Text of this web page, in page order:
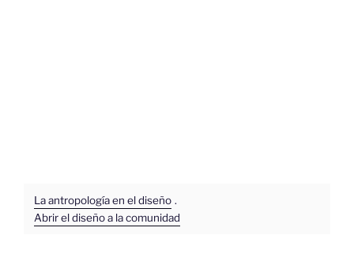
La antropología en el diseño .
Abrir el diseño a la comunidad